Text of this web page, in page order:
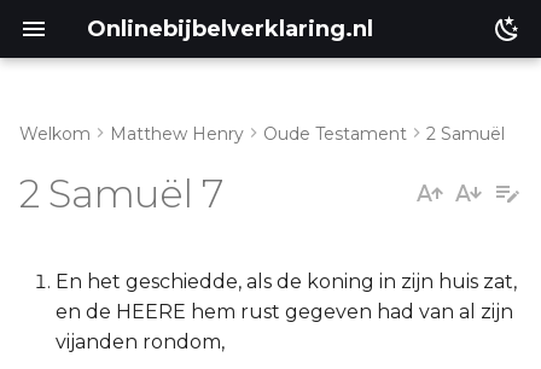
Onlinebijbelverklaring.nl
2 Samuël 7:4-17
2 Samuël 7:18-29
Lukas
Johannes
Welkom Matthew Henry Oude Testament 2 Samuël
2 Samuël 7
En het geschiedde, als de koning in zijn huis zat,
en de HEERE hem rust gegeven had van al zijn
vijanden rondom,